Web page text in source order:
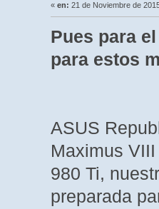
« en: 21 de Noviembre de
Pues para
para estos
ASUS
Maximus
980 Ti,
preparada